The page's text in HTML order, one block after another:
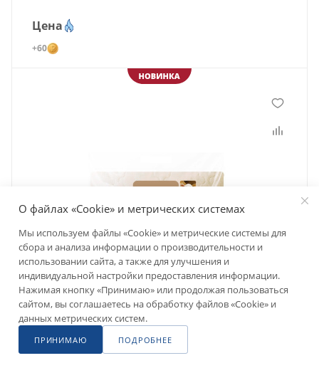
Цена
+60
О файлах «Cookie» и метрических системах
Мы используем файлы «Cookie» и метрические системы для
сбора и анализа информации о производительности и
использовании сайта, а также для улучшения и
индивидуальной настройки предоставления информации.
Нажимая кнопку «Принимаю» или продолжая пользоваться
сайтом, вы соглашаетесь на обработку файлов «Cookie» и
данных метрических систем.
ПРИНИМАЮ ПОДРОБНЕЕ